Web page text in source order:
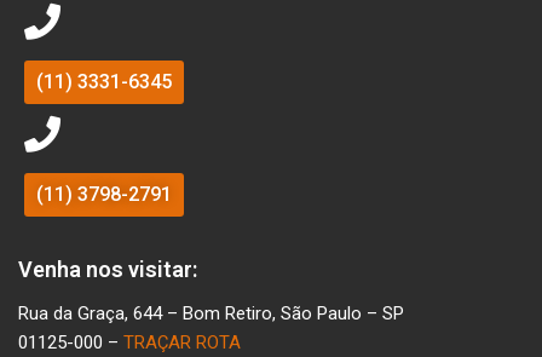
(11) 3331-6345
(11) 3798-2791
Venha nos visitar:
Rua da Graça, 644 – Bom Retiro, São Paulo – SP
01125-000 – TRAÇAR ROTA